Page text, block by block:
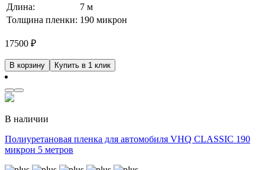
Длина:
7 м
Толщина пленки: 190 микрон
17500 ₽
В корзину Купить в 1 клик
В наличии
Полиуретановая пленка для автомобиля VHQ CLASSIC 190
микрон 5 метров